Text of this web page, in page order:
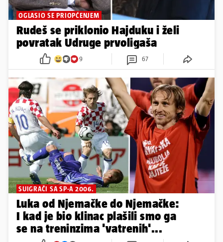
1
OGLASIO SE PRIOPĆENJEM
Rudeš se priklonio Hajduku i želi
povratak Udruge prvoligaša
9 67